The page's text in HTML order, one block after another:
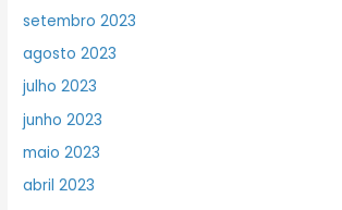
setembro 2023
agosto 2023
julho 2023
junho 2023
maio 2023
abril 2023